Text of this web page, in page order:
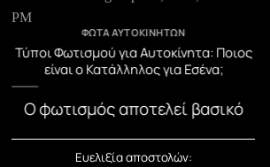
ΦΏΤΑ ΑΥΤΟΚΙΝΉΤΩΝ
Τύποι Φωτισμού για Αυτοκίνητα: Ποιος
είναι ο Κατάλληλος για Εσένα;
Ο φωτισμός αποτελεί βασικό
στοιχείο ασφάλειας στο
αυτοκίνητο. Εκτός από την
Ευελιξία αποστολών: